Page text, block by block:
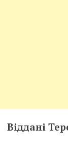
Віддані